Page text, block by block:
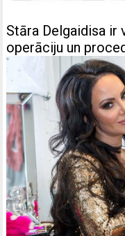
Stāra Delgaidisa
operāciju un